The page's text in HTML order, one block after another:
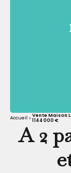
Accueil
Vente Maison
1 144 000 €
A 2